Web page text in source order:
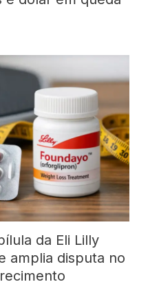
da Eli Lilly
amplia disputa no